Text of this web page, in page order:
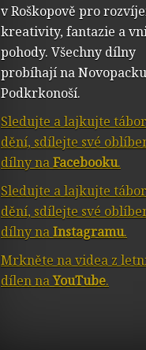
v Roškopově pro
kreativity, fantazie a
pohody. Všechny dílny
probíhají na
Podkrkonoší.
Sledujte a lajkujte
dění, sdílejte své
dílny naFacebooku.
Sledujte a lajkujte
dění, sdílejte své
dílny naInstagramu.
Mrkněte na videa z
dílen naYouTube.